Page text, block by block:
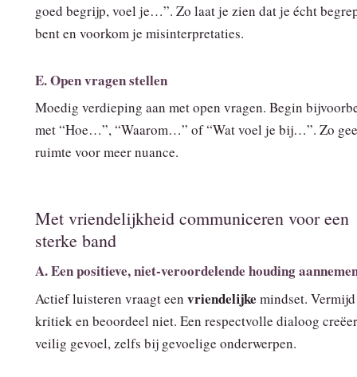
goed begrijp, voel je…”. Zo laat je zien dat je écht
bent en voorkom je misinterpretaties.
E. Open vragen stellen
Moedig verdieping aan met open vragen. Begin
met “Hoe…”, “Waarom…” of “Wat voel je bij…”. Zo
ruimte voor meer nuance.
Met vriendelijkheid communiceren voor een
sterke band
A. Een positieve, niet‑veroordelende houding
Actief luisteren vraagt een vriendelijke mindset. Vermijd
kritiek en beoordeel niet. Een respectvolle dialoog
veilig gevoel, zelfs bij gevoelige onderwerpen.